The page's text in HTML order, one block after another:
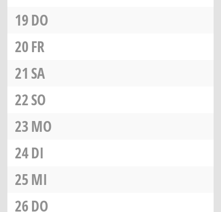
19DO
20FR
21 SA
22SO
23MO
24DI
25MI
26DO